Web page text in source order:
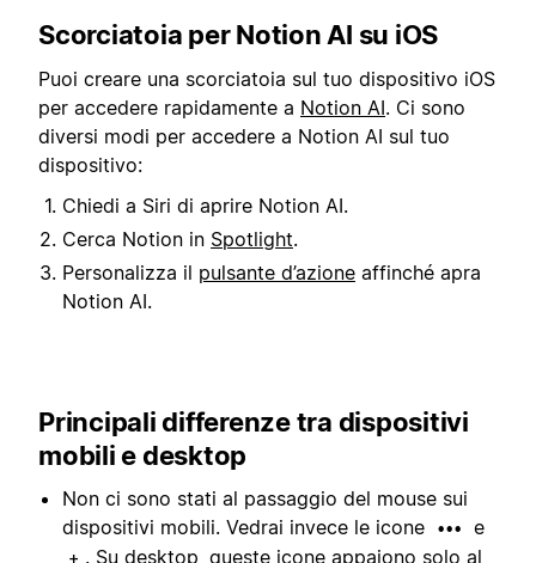
Scorciatoia per Notion AI su iOS
Puoi creare una scorciatoia sul tuo dispositivo iOS
per accedere rapidamente a Notion AI. Ci sono
diversi modi per accedere a Notion AI sul tuo
dispositivo:
Chiedi a Siri di aprire Notion AI.
Cerca Notion in Spotlight.
Personalizza il pulsante d’azione affinché apra
Notion AI.
Principali differenze tra dispositivi
mobili e desktop
Non ci sono stati al passaggio del mouse sui
dispositivi mobili. Vedrai invece le icone
••• e
+ . Su desktop, queste icone appaiono solo al